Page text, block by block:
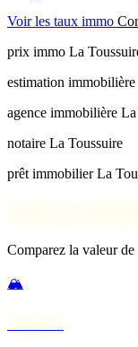
Voir les taux immo
prix immo La
estimation
agence immobilière
notaire La Toussuire
prêt immobilier La
Comparez la valeur
🏔️